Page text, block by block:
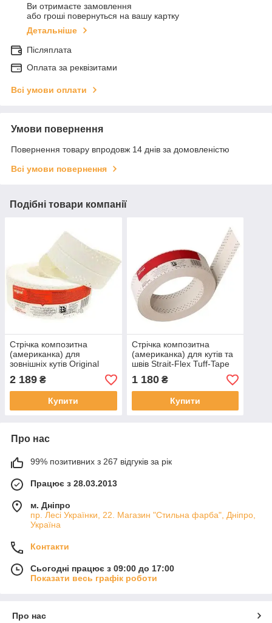
Ви отримаєте замовлення
або гроші повернуться на вашу картку
Детальніше
Післяплата
Оплата за реквізитами
Всі умови оплати
Умови повернення
Повернення товару впродовж 14 днів за домовленістю
Всі умови повернення
Подібні товари компанії
Стрічка композитна
(американка) для
зовнішніх кутів Original
Strait-Flex 61 мм x 30 м,
64 мкм
2 189 ₴
Купити
Стрічка композитна
(американка) для кутів та
швів Strait-Flex Tuff-Tape
57 мм x 30 м
1 180₴
Купити
Про нас
99% позитивних з 267 відгуків за рік
Працює з 28.03.2013
м. Дніпро
пр. Лесі Українки, 22. Магазин "Стильна фарба", Дніпро,
Україна
Контакти
Сьогодні працює з 09:00 до 17:00
Показати весь графік роботи
Про нас